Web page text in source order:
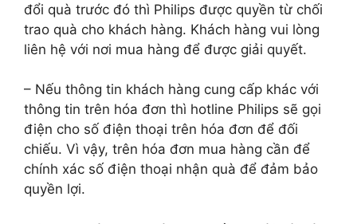
đổi quà trước đó thì Philips được quyền từ chối
trao quà cho khách hàng. Khách hàng vui lòng
liên hệ với nơi mua hàng để được giải quyết.
– Nếu thông tin khách hàng cung cấp khác với
thông tin trên hóa đơn thì hotline Philips sẽ gọi
điện cho số điện thoại trên hóa đơn để đối
chiếu. Vì vậy, trên hóa đơn mua hàng cần để
chính xác số điện thoại nhận quà để đảm bảo
quyền lợi.